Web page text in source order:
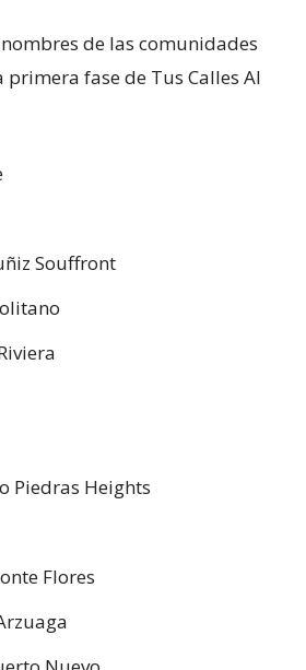
de las comunidades
primera fase de Tus Calles Al
Souffront
Piedras Heights
Flores